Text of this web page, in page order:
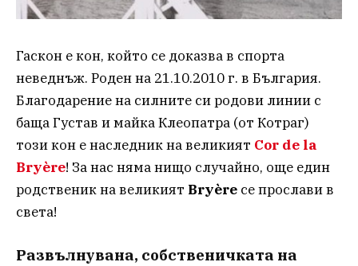
Гаскон е кон, който се доказва в спорта
неведнъж. Роден на 21.10.2010 г. в България.
Благодарение на силните си родови линии с
баща Густав и майка Клеопатра (от Котраг)
този кон е наследник на великият Cor de la
Bryère! За нас няма нищо случайно, още един
родственик на великият Bryère се прослави в
света!
Развълнувана, собственичката на